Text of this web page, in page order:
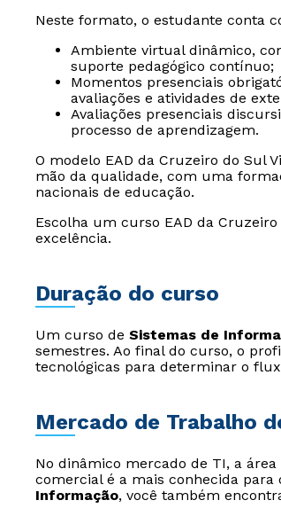
Neste formato, o estudante conta
Ambiente virtual dinâmico,
suporte pedagógico contínuo;
Momentos presenciais
avaliações e atividades de
Avaliações presenciais
processo de aprendizagem.
O modelo EAD da Cruzeiro do Sul
mão da qualidade, com uma
nacionais de educação.
Escolha um curso EAD da
excelência.
Duração do curso
Um curso de Sistemas de
semestres. Ao final do curso, o
tecnológicas para determinar o
Mercado de Trabalho
No dinâmico mercado de TI, a
comercial é a mais conhecida
Informação, você também